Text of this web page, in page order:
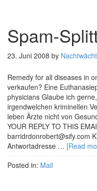
Spam-
23. Juni 2008 by
Remedy for all diseases in
verkaufen? Eine
physicians Glaube ich
irgendwelchen kriminellen
leben Ärzte nicht von
YOUR REPLY TO THIS
barridrdonrobert@sify.com
Antwortadresse … [Read
Posted in: Mail